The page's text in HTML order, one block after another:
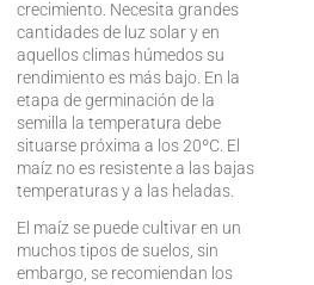
crecimiento. Necesita grandes
cantidades de luz solar y en
aquellos climas húmedos su
rendimiento es más bajo. En la
etapa de germinación de la
semilla la temperatura debe
situarse próxima a los 20ºC. El
maíz no es resistente a las bajas
temperaturas y a las heladas.
El maíz se puede cultivar en un
muchos tipos de suelos, sin
embargo, se recomiendan los